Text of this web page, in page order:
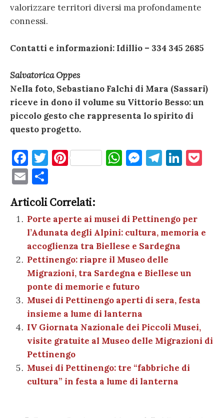
valorizzare territori diversi ma profondamente
connessi.
Contatti e informazioni: Idillio – 334 345 2685
Salvatorica Oppes
Nella foto, Sebastiano Falchi di Mara (Sassari)
riceve in dono il volume su Vittorio Besso: un
piccolo gesto che rappresenta lo spirito di
questo progetto.
F
a
c
e
b
o
o
k
T
te
r
Pi
es
t
W
A
p
p
M
g
er
T
a
m
Li
dI
n
E
m
ai
l
n
di
vi
di
Articoli Correlati:
Porte aperte ai musei di Pettinengo per
l’Adunata degli Alpini: cultura, memoria e
accoglienza tra Biellese e Sardegna
Pettinengo: riapre il Museo delle
Migrazioni, tra Sardegna e Biellese un
ponte di memorie e futuro
Musei di Pettinengo aperti di sera, festa
insieme a lume di lanterna
IV Giornata Nazionale dei Piccoli Musei,
visite gratuite al Museo delle Migrazioni di
Pettinengo
Musei di Pettinengo: tre “fabbriche di
cultura” in festa a lume di lanterna